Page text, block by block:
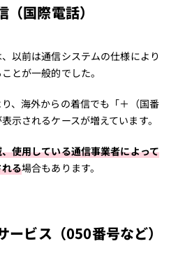
国際電話）
以前は通信システムの仕様により
とが一般的でした。
、海外からの着信でも「＋（国番
示されるケースが増えています。
使用している通信事業者によって
る場合もあります。
ビス（050番号など）